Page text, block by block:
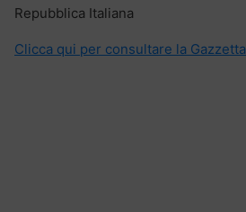
Repubblica Italiana
Clicca qui per consultare la